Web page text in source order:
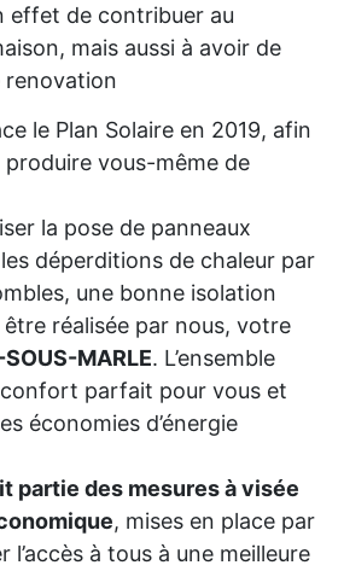
effet de contribuer au
mais aussi à avoir de
renovation
le Plan Solaire en 2019, afin
produire vous-même de
la pose de panneaux
déperditions de chaleur par
une bonne isolation
réalisée par nous, votre
MARLE. L’ensemble
parfait pour vous et
économies d’énergie
partie des mesures à visée
, mises en place par
l’accès à tous à une meilleure